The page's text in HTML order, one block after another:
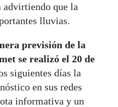
que la
lluvias.
previsión de la
se realizó el 20 de
siguientes días la
en sus redes
informativa y un